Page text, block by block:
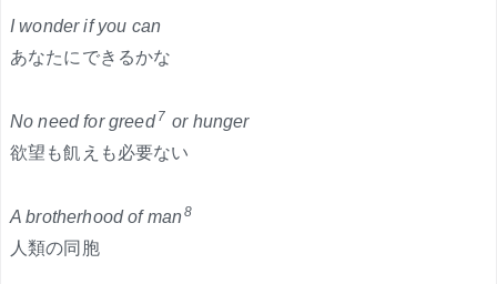
I wonder if you can
あなたにできるかな
No need for greed 7 or hunger
欲望も飢えも必要ない
A brotherhood of man8
人類の同胞